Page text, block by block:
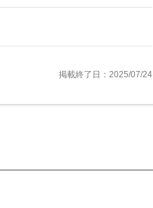
掲載終了日：2025/07/24